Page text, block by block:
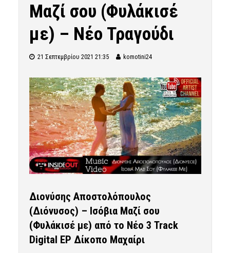
Μαζί σου (Φυλάκισέ
με) – Νέο Τραγούδι
21 Σεπτεμβρίου 2021 21:35 komotini24
Διονύσης Αποστολόπουλος
(Διόνυσος) – Ισόβια Μαζί σου
(Φυλάκισέ με) από το Νέο 3 Track
Digital EP Δίκοπο Μαχαίρι